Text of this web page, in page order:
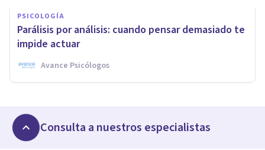
PSICOLOGÍA
Parálisis por análisis: cuando pensar demasiado te
impide actuar
Avance Psicólogos
Consulta a nuestros especialistas